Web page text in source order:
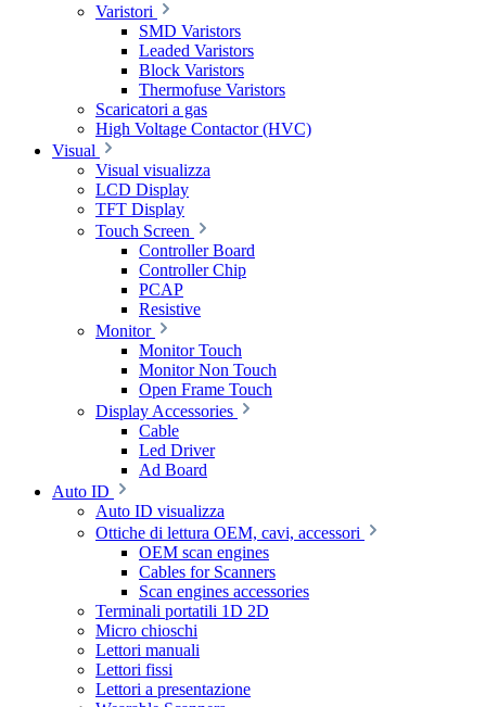
Varistori
SMD Varistors
Leaded Varistors
Block Varistors
Thermofuse Varistors
Scaricatori a gas
High Voltage Contactor (HVC)
Visual
Visual visualizza
LCD Display
TFT Display
Touch Screen
Controller Board
Controller Chip
PCAP
Resistive
Monitor
Monitor Touch
Monitor Non Touch
Open Frame Touch
Display Accessories
Cable
Led Driver
Ad Board
Auto ID
Auto ID visualizza
Ottiche di lettura OEM, cavi, accessori
OEM scan engines
Cables for Scanners
Scan engines accessories
Terminali portatili 1D 2D
Micro chioschi
Lettori manuali
Lettori fissi
Lettori a presentazione